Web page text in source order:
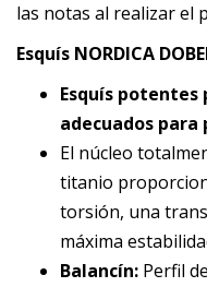
las notas al realizar el
Esquís NORDICA
Esquís potentes
adecuados
El núcleo
titanio
torsión, una
máxima
Balancín: Perfil